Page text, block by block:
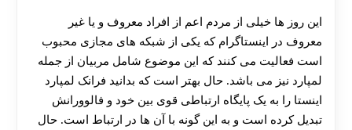
این روز ها خیلی از مردم اعم از افراد معروف و یا غیر
معروف در اینستاگرام که یکی از شبکه های مجازی محبوب
است فعالیت می‌ کنند که این موضوع شامل مربیان از جمله
لمپارد نیز می باشد. حال بهتر است که بدانید فرانک لمپارد
اینستا را به یک پایگاه ارتباطی قوی بین خود و فالوورانش
تبدیل کرده است و به این گونه با آن ها در ارتباط است. حال